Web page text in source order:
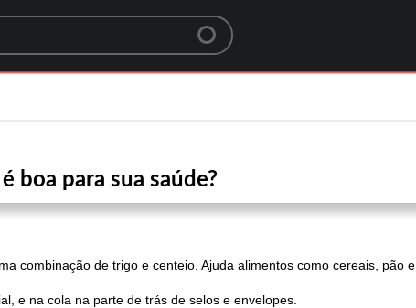
boa para sua saúde?
combinação de trigo e centeio. Ajuda alimentos como cereais, pão e
e na cola na parte de trás de selos e envelopes.